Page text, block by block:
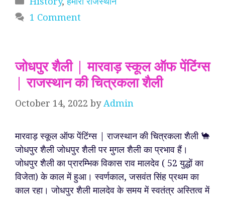
1 Comment
जोधपुर शैली | मारवाड़ स्कूल ऑफ पेंटिंग्स
| राजस्थान की चित्रकला शैली
October 14, 2022 byAdmin
मारवाड़ स्कूल ऑफ पेंटिंग्स | राजस्थान की चित्रकला शैली 🐪
जोधपुर शैली जोधपुर शैली पर मुगल शैली का प्रभाव हैं।
जोधपुर शैली का प्रारम्भिक विकास राव मालदेव ( 52 युद्धों का
विजेता) के काल में हुआ। स्वर्णकाल, जसवंत सिंह प्रथम का
काल रहा। जोधपुर शैली मालदेव के समय में स्वतंत्र अस्तित्व में